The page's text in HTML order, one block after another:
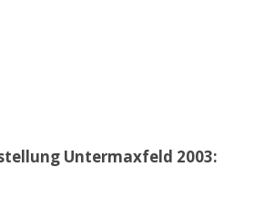
Untermaxfeld 2003: